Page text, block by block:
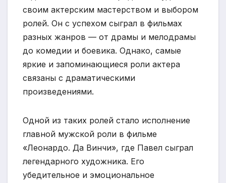
своим актерским мастерством и выбором
ролей. Он с успехом сыграл в фильмах
разных жанров — от драмы и мелодрамы
до комедии и боевика. Однако, самые
яркие и запоминающиеся роли актера
связаны с драматическими
произведениями.
Одной из таких ролей стало исполнение
главной мужской роли в фильме
«Леонардо. Да Винчи», где Павел сыграл
легендарного художника. Его
убедительное и эмоциональное